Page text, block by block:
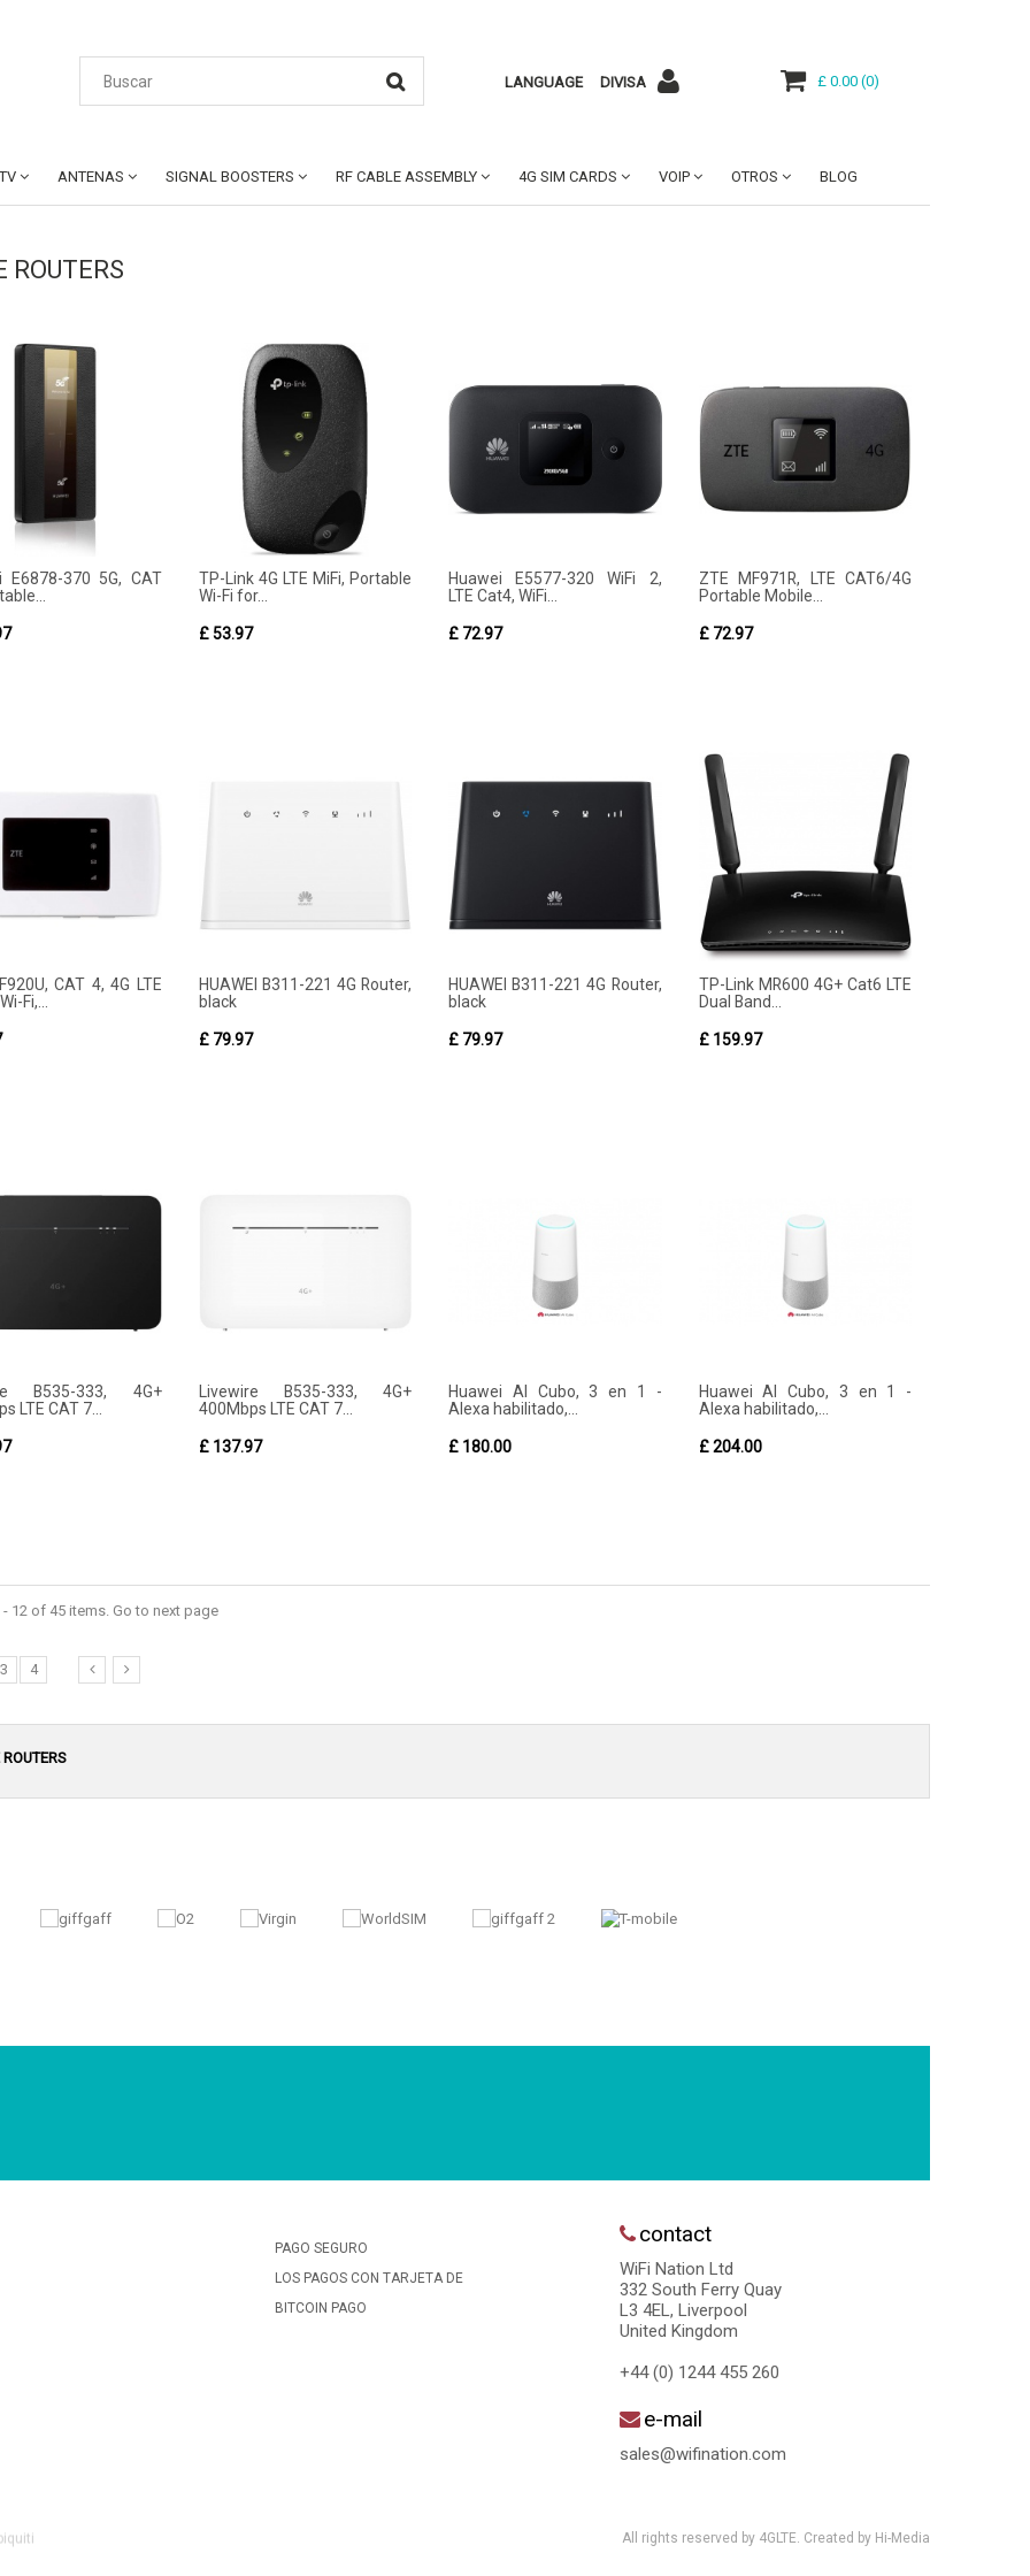
LANGUAGE DIVISA £ 0.00 (0)
ANTENAS SIGNAL BOOSTERS RF CABLE ASSEMBLY 4G SIM CARDS VOIP OTROS BLOG
ROUTERS
E6878-370 5G, CAT
TP-Link 4G LTE MiFi, Portable
Wi-Fi for...
£ 53.97
Huawei E5577-320 WiFi 2,
LTE Cat4, WiFi...
£ 72.97
ZTE MF971R, LTE CAT6/4G
Portable Mobile...
£ 72.97
CAT 4, 4G LTE
Fi,...
HUAWEI B311-221 4G Router,
black
£ 79.97
HUAWEI B311-221 4G Router,
black
£ 79.97
TP-Link MR600 4G+ Cat6 LTE
Dual Band...
£ 159.97
B535-333, 4G+
LTE CAT 7...
Livewire B535-333, 4G+
400Mbps LTE CAT 7...
£ 137.97
Huawei AI Cubo, 3 en 1 -
Alexa habilitado,...
£ 180.00
Huawei AI Cubo, 3 en 1 -
Alexa habilitado,...
£ 204.00
12 of 45 items. Go to next page
3 4
ROUTERS
PAGO SEGURO
LOS PAGOS CON TARJETA DE
BITCOIN PAGO
contact
WiFi Nation Ltd
332 South Ferry Quay
L3 4EL, Liverpool
United Kingdom
+44 (0) 1244 455 260
e-mail
sales@wifination.com
All rights reserved by 4GLTE. Created by Hi-Media